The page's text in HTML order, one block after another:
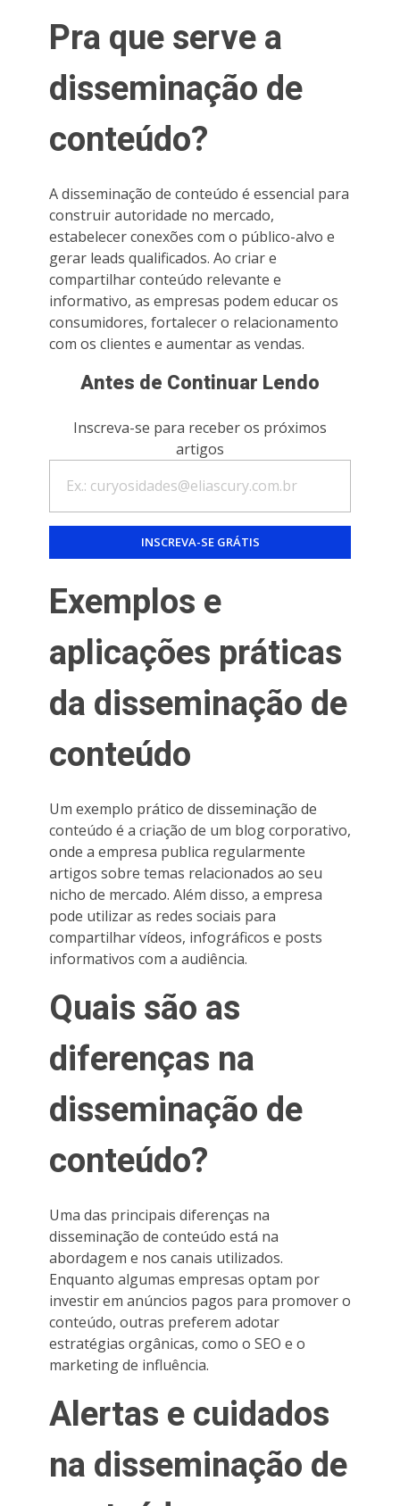
Pra que serve a
disseminação de
conteúdo?
A disseminação de conteúdo é essencial para
construir autoridade no mercado,
estabelecer conexões com o público-alvo e
gerar leads qualificados. Ao criar e
compartilhar conteúdo relevante e
informativo, as empresas podem educar os
consumidores, fortalecer o relacionamento
com os clientes e aumentar as vendas.
Antes de Continuar Lendo
Inscreva-se para receber os próximos
artigos
Exemplos e
aplicações práticas
da disseminação de
conteúdo
Um exemplo prático de disseminação de
conteúdo é a criação de um blog corporativo,
onde a empresa publica regularmente
artigos sobre temas relacionados ao seu
nicho de mercado. Além disso, a empresa
pode utilizar as redes sociais para
compartilhar vídeos, infográficos e posts
informativos com a audiência.
Quais são as
diferenças na
disseminação de
conteúdo?
Uma das principais diferenças na
disseminação de conteúdo está na
abordagem e nos canais utilizados.
Enquanto algumas empresas optam por
investir em anúncios pagos para promover o
conteúdo, outras preferem adotar
estratégias orgânicas, como o SEO e o
marketing de influência.
Alertas e cuidados
na disseminação de